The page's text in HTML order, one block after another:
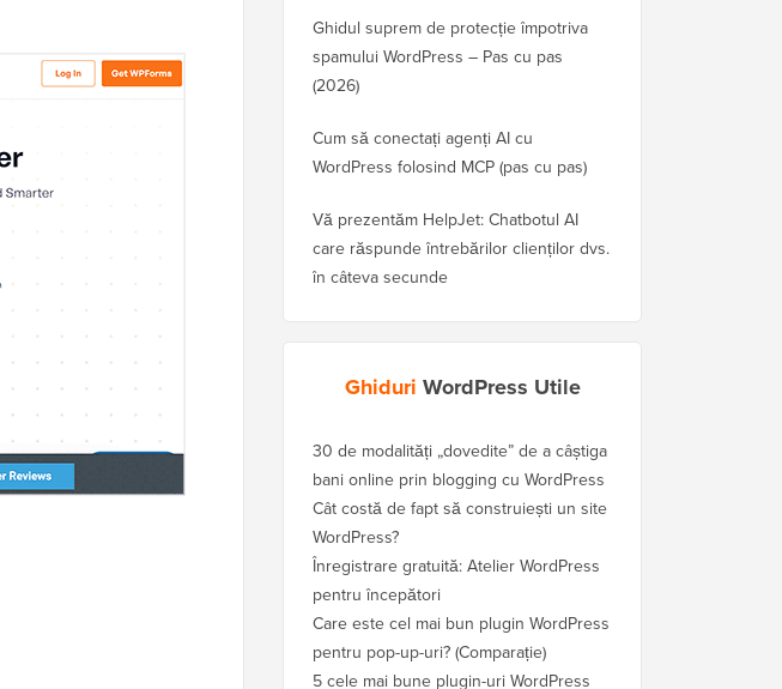
Ghidul suprem de protecție împotriva
spamului WordPress – Pas cu pas
(2026)
Cum să conectați agenți AI cu
WordPress folosind MCP (pas cu pas)
Vă prezentăm HelpJet: Chatbotul AI
care răspunde întrebărilor clienților dvs.
în câteva secunde
Ghiduri WordPress Utile
30 de modalități „dovedite” de a câștiga
bani online prin blogging cu WordPress
Cât costă de fapt să construiești un site
WordPress?
Înregistrare gratuită: Atelier WordPress
pentru începători
Care este cel mai bun plugin WordPress
pentru pop-up-uri? (Comparație)
5 cele mai bune plugin-uri WordPress